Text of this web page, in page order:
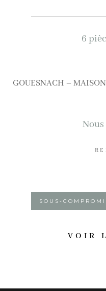
6
GOUESNACH –
SOUS-
VOIR
Terrasse